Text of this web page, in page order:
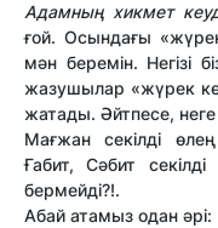
Адамның хикмет
ғой. Осындағы
мән беремін. Негізі
жазушылар «жүрек
жатады. Әйтпесе,
Мағжан секілді
Ғабит, Сәбит
бермейді?!.
Абай атамыз одан әрі: